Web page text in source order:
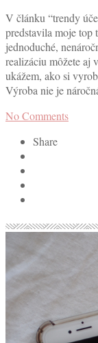
V článku “trendy
predstavila moje top
jednoduché,
realizáciu môžete aj
ukážem, ako si
Výroba nie je
No Comments
Share